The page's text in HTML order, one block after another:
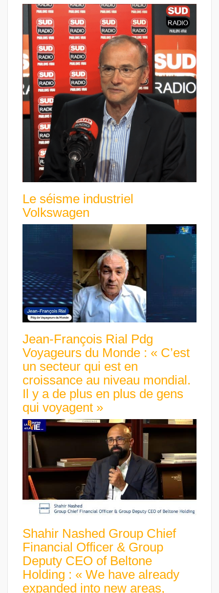
Le séisme industriel
Volkswagen
Jean-François Rial Pdg
Voyageurs du Monde : « C’est
un secteur qui est en
croissance au niveau mondial.
Il y a de plus en plus de gens
qui voyagent »
Shahir Nashed Group Chief
Financial Officer & Group
Deputy CEO of Beltone
Holding : « We have already
expanded into new areas,